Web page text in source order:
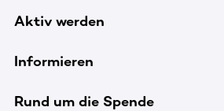
Aktiv werden
Informieren
Rund um die Spende